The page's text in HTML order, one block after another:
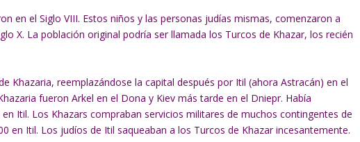
en el Siglo VIII. Estos niños y las personas judías mismas, comenzaron a
X. La población original podría ser llamada los Turcos de Khazar, los recién
Khazaria, reemplazándose la capital después por Itil (ahora Astracán) en el
fueron Arkel en el Dona y Kiev más tarde en el Dniepr. Había
Itil. Los Khazars compraban servicios militares de muchos contingentes de
en Itil. Los judíos de Itil saqueaban a los Turcos de Khazar incesantemente.